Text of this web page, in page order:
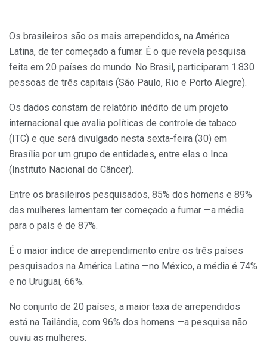
Os brasileiros são os mais arrependidos, na América
Latina, de ter começado a fumar. É o que revela pesquisa
feita em 20 países do mundo. No Brasil, participaram 1.830
pessoas de três capitais (São Paulo, Rio e Porto Alegre).
Os dados constam de relatório inédito de um projeto
internacional que avalia políticas de controle de tabaco
(ITC) e que será divulgado nesta sexta-feira (30) em
Brasília por um grupo de entidades, entre elas o Inca
(Instituto Nacional do Câncer).
Entre os brasileiros pesquisados, 85% dos homens e 89%
das mulheres lamentam ter começado a fumar —a média
para o país é de 87%.
É o maior índice de arrependimento entre os três países
pesquisados na América Latina —no México, a média é 74%
e no Uruguai, 66%.
No conjunto de 20 países, a maior taxa de arrependidos
está na Tailândia, com 96% dos homens —a pesquisa não
ouviu as mulheres.